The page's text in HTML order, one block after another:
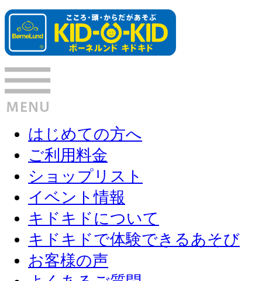
はじめての方へ
ご利用料金
ショップリスト
イベント情報
キドキドについて
キドキドで体験できるあそび
お客様の声